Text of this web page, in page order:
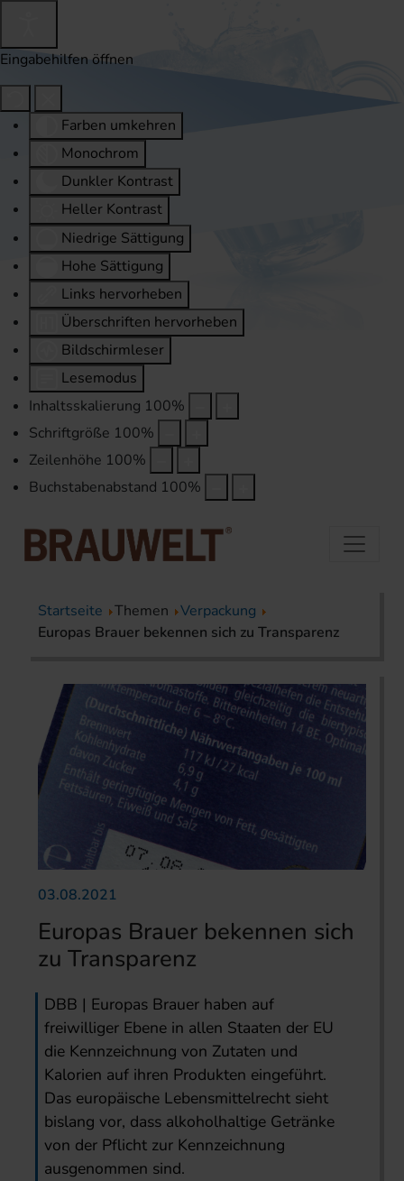
Eingabehilfen öffnen
Farben umkehren
Monochrom
Dunkler Kontrast
Heller Kontrast
Niedrige Sättigung
Hohe Sättigung
Links hervorheben
Überschriften hervorheben
Bildschirmleser
Lesemodus
Inhaltsskalierung 100%
Schriftgröße 100%
Zeilenhöhe 100%
Buchstabenabstand 100%
Startseite Themen
Verpackung
Europas Brauer bekennen sich zu Transparenz
03.08.2021
Europas Brauer bekennen sich
zu Transparenz
DBB | Europas Brauer haben auf
freiwilliger Ebene in allen Staaten der EU
die Kennzeichnung von Zutaten und
Kalorien auf ihren Produkten eingeführt.
Das europäische Lebensmittelrecht sieht
bislang vor, dass alkoholhaltige Getränke
von der Pflicht zur Kennzeichnung
ausgenommen sind.